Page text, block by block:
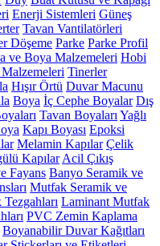
Enerji Sistemleri Güneş
Tavan Vantilatörleri
Döşeme Parke Parke Profil
ve Boya Malzemeleri Hobi
Tinerler
Hışır Örtü Duvar Macunu
Boya İç Cephe Boyalar Dış
Tavan Boyaları Yağlı
Kapı Boyası Epoksi
Melamin Kapılar Çelik
Kapılar Acil Çıkış
Fayans Banyo Seramik ve
Mutfak Seramik ve
Laminant Mutfak
PVC Zemin Kaplama
Boyanabilir Duvar Kağıtları